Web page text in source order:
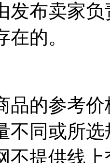
发布卖家
的。
品的参考
不同或所
不提供线